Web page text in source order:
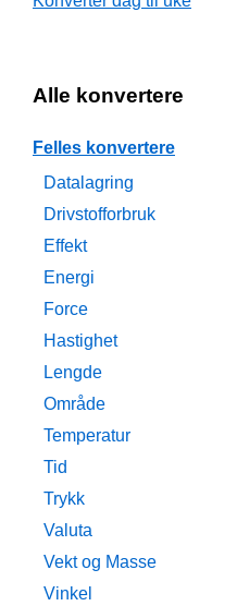
Alle konvertere
Felles konvertere
Datalagring
Drivstofforbruk
Effekt
Energi
Force
Hastighet
Lengde
Område
Temperatur
Tid
Trykk
Valuta
Vekt og Masse
Vinkel